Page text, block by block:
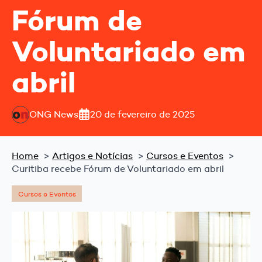
Fórum de
Voluntariado em
abril
ONG News 20 de fevereiro de 2025
Home Artigos e Notícias
Cursos e Eventos
Curitiba recebe Fórum de Voluntariado em abril
Cursos e Eventos